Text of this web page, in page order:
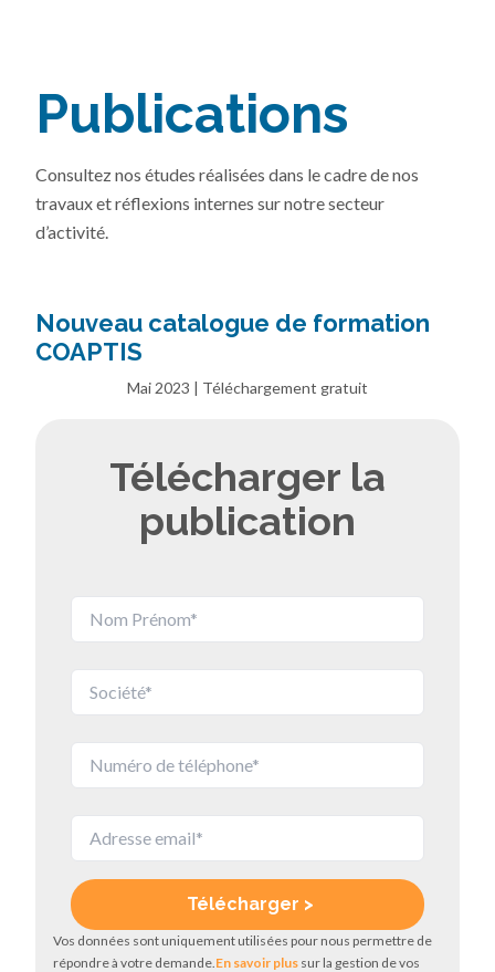
Publications
Consultez nos études réalisées dans le cadre de nos
travaux et réflexions internes sur notre secteur
d’activité.
Nouveau catalogue de formation
COAPTIS
Mai 2023 | Téléchargement gratuit
Télécharger la
publication
Vos données sont uniquement utilisées pour nous permettre de
répondre à votre demande.En savoir plus sur la gestion de vos